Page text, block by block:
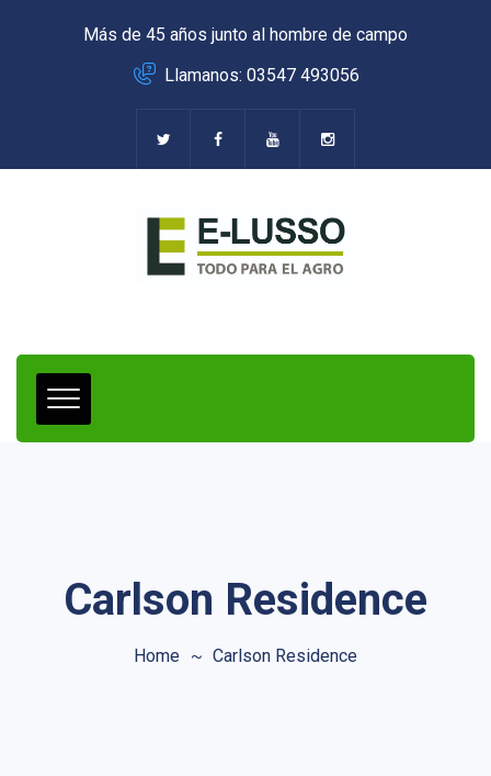
Más de 45 años junto al hombre de campo
Llamanos: 03547 493056
Carlson Residence
Home Carlson Residence